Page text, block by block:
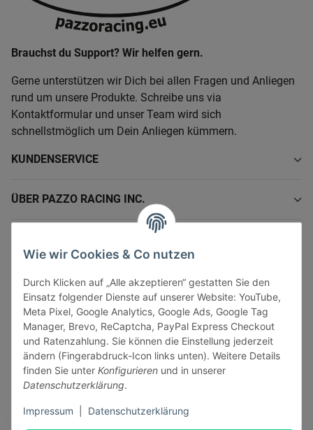
Wie wir Cookies & Co nutzen
Durch Klicken auf „Alle akzeptieren“ gestatten Sie den
Einsatz folgender Dienste auf unserer Website: YouTube,
Meta Pixel, Google Analytics, Google Ads, Google Tag
Manager, Brevo, ReCaptcha, PayPal Express Checkout
und Ratenzahlung. Sie können die Einstellung jederzeit
ändern (Fingerabdruck-Icon links unten). Weitere Details
finden Sie unter Konfigurieren und in unserer
Datenschutzerklärung.
Impressum Datenschutzerklärung
Brauchst du Support? Wir helfen gern.
Gerne unterstützen wir Dich bei allen Fragen und Anliegen
rund um unsere Produkte. Schreibe uns via
Kontaktformular und unser Team wird sich
schnellstmöglich um Dein Anliegen kümmern.
KUNDENSERVICE
ÜBER PAZZO RACING INC.
GESETZLICHE INFORMATIONEN
Vertrag widerrufen
Sicher bezahlen via: